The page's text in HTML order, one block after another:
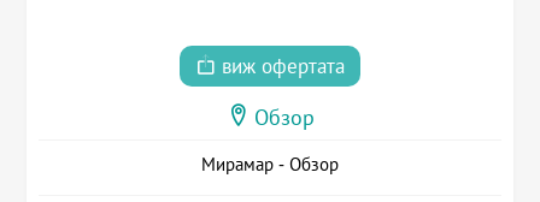
виж офертата
Обзор
Мирамар - Обзор